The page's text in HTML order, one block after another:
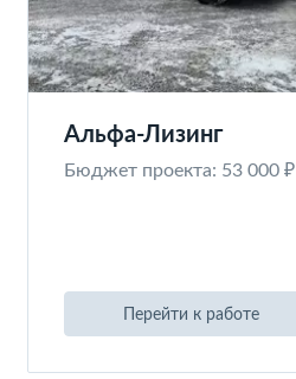
Альфа-Лизинг
Бюджет проекта: 53 000 ₽
Перейти к работе